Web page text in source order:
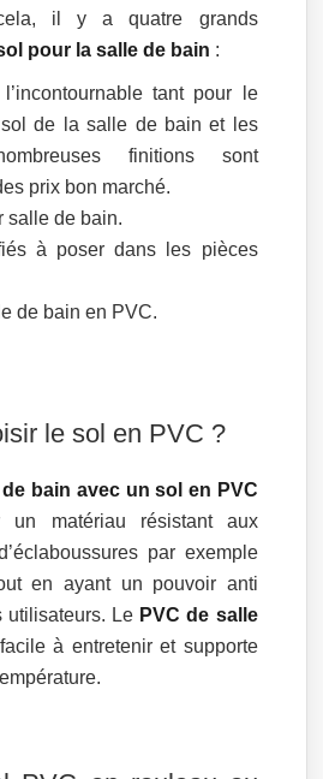
il y a quatre grands
pour la salle de bain :
tant pour le
sol de la salle de bain et les
finitions sont
prix bon marché.
salle de bain.
à poser dans les pièces
de bain en PVC.
le sol en PVC ?
bain avec un sol en PVC
un matériau résistant aux
par exemple
en ayant un pouvoir anti
utilisateurs. Le PVC de salle
à entretenir et supporte